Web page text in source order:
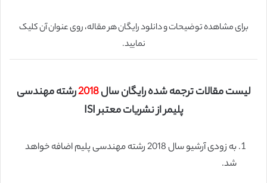
برای مشاهده توضیحات و دانلود رایگان هر مقاله، روی عنوان آن کلیک
نمایید.
لیست مقالات ترجمه شده رایگان سال2018رشته مهندسی
پلیمر از نشریات معتبر ISI
به زودی آرشیو سال 2018 رشته مهندسی پلیم اضافه خواهد
شد.